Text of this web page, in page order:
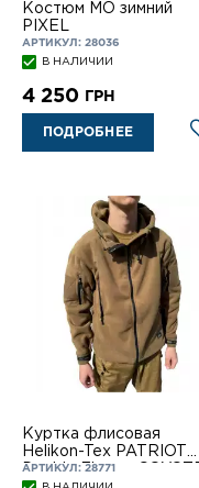
Костюм MO зимний
PIXEL
АРТИКУЛ: 28036
В НАЛИЧИИ
4 250 ГРН
ПОДРОБНЕЕ
Куртка флисовая
Helikon-Tex PATRIOT
Double Fleece COYOTE
АРТИКУЛ: 28771